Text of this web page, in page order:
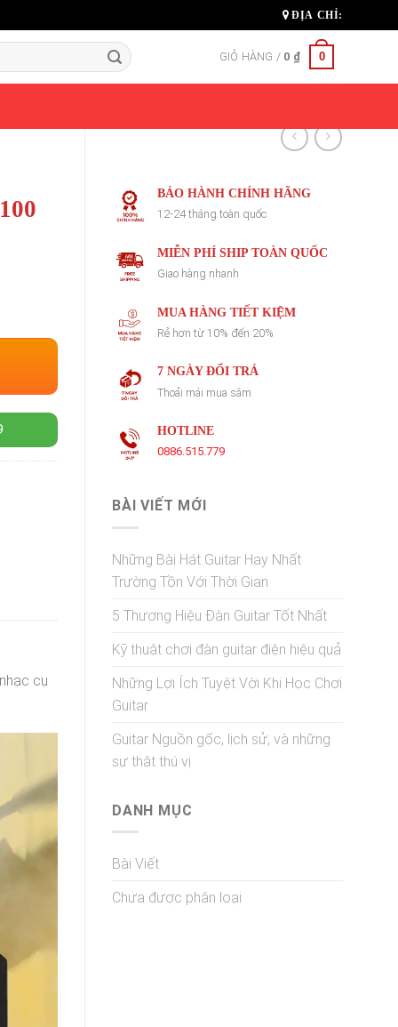
ĐỊA CHỈ:
GIỎ HÀNG / 0 ₫ 0
BẢO HÀNH CHÍNH HÃNG
12-24 tháng toàn quốc
MIỄN PHÍ SHIP TOÀN QUỐC
Giao hàng nhanh
MUA HÀNG TIẾT KIỆM
Rẻ hơn từ 10% đến 20%
7 NGÀY ĐỔI TRẢ
Thoải mái mua sắm
HOTLINE
0886.515.779
BÀI VIẾT MỚI
Những Bài Hát Guitar Hay Nhất
Trường Tồn Với Thời Gian
5 Thương Hiệu Đàn Guitar Tốt Nhất
Kỹ thuật chơi đàn guitar điện hiệu quả
Những Lợi Ích Tuyệt Vời Khi Học Chơi
Guitar
Guitar Nguồn gốc, lịch sử, và những
sự thật thú vị
DANH MỤC
Bài Viết
Chưa được phân loại
cụ